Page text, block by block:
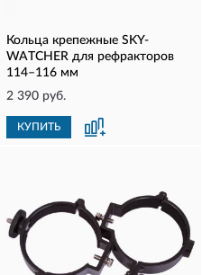
Кольца крепежные SKY-
WATCHER для рефракторов
114–116 мм
2 390 руб.
КУПИТЬ